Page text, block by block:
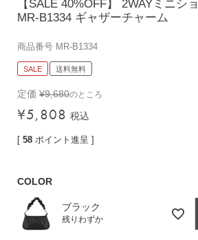
ボストンバッグ
バッグその他
コンパクト財布
トラベルウォレット
名刺入れ・カードケース
キーケース
【SALE 40%OFF】 2WAYミニシ
MR-B1334 ギャザーチャーム
商品番号 MR-B1334
SALE 送料無料
定価 ¥9,680のところ
¥5,808 税込
[ 58 ポイント進呈 ]
COLOR
ブラック
残りわずか